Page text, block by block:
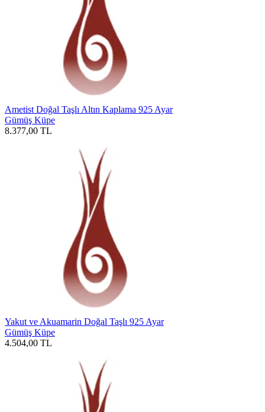
Ametist Doğal Taşlı Altın Kaplama 925 Ayar
Gümüş Küpe
8.377,00 TL
Yakut ve Akuamarin Doğal Taşlı 925 Ayar
Gümüş Küpe
4.504,00 TL